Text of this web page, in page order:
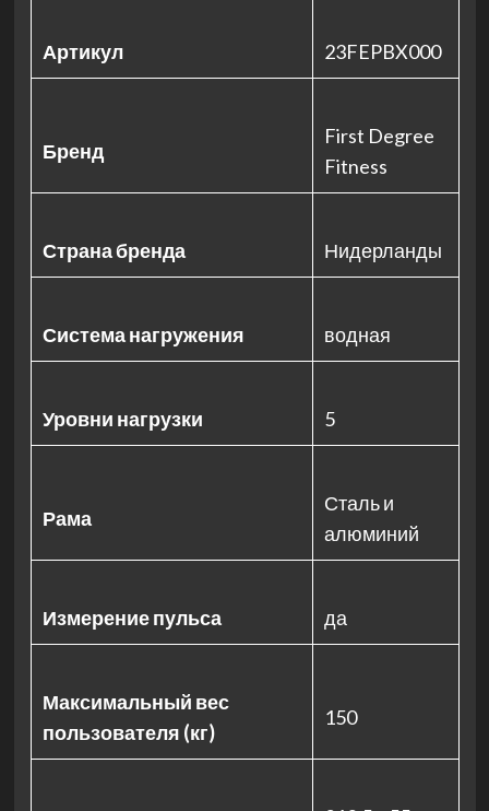
Артикул 23FEPBX000
Бренд
First Degree
Fitness
Страна бренда Нидерланды
Система нагружения водная
Уровни нагрузки 5
Рама
Сталь и
алюминий
Измерение пульса да
Максимальный вес
пользователя (кг)
150